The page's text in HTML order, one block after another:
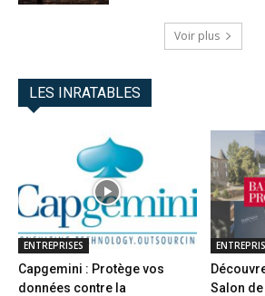
Voir plus
LES INRATABLES
ENTREPRISES
Capgemini : Protège vos
données contre la
Salon